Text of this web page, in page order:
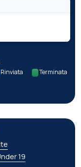
Terminata
19